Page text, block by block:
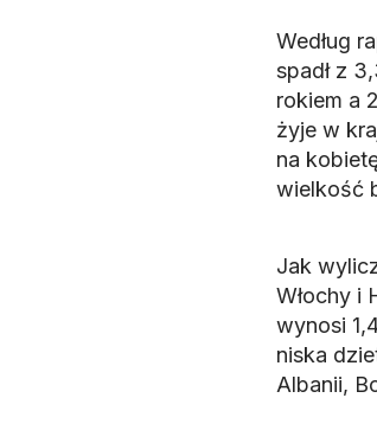
Według
spadł z
rokiem a
żyje w
na
wielkość
Jak
Włochy i
wynosi
niska
Albanii,